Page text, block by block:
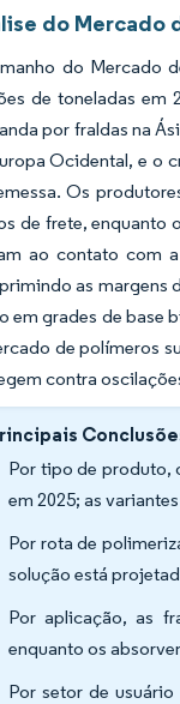
do Mercado
do Mercado
de toneladas em
por fraldas na
Ocidental, e o
Os
de frete, enquanto
ao contato com
as margens
em grades de base
de polímeros
contra
Por tipo de produto,
em 2025; as
Por rota de
solução está
Por aplicação, as
enquanto os
Por setor de